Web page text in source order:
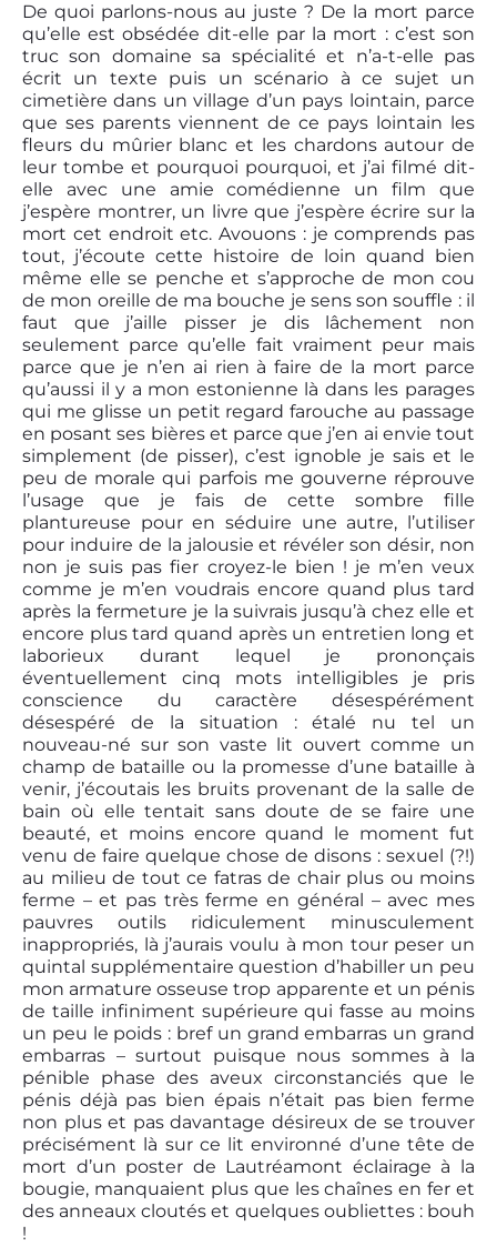
De quoi parlons-nous au juste ? De la mort parce
qu’elle est obsédée dit-elle par la mort : c’est son
truc son domaine sa spécialité et n’a-t-elle pas
écrit un texte puis un scénario à ce sujet un
cimetière dans un village d’un pays lointain, parce
que ses parents viennent de ce pays lointain les
fleurs du mûrier blanc et les chardons autour de
leur tombe et pourquoi pourquoi, et j’ai filmé dit-
elle avec une amie comédienne un film que
j’espère montrer, un livre que j’espère écrire sur la
mort cet endroit etc. Avouons : je comprends pas
tout, j’écoute cette histoire de loin quand bien
même elle se penche et s’approche de mon cou
de mon oreille de ma bouche je sens son souffle : il
faut que j’aille pisser je dis lâchement non
seulement parce qu’elle fait vraiment peur mais
parce que je n’en ai rien à faire de la mort parce
qu’aussi il y a mon estonienne là dans les parages
qui me glisse un petit regard farouche au passage
en posant ses bières et parce que j’en ai envie tout
simplement (de pisser), c’est ignoble je sais et le
peu de morale qui parfois me gouverne réprouve
l’usage que je fais de cette sombre fille
plantureuse pour en séduire une autre, l’utiliser
pour induire de la jalousie et révéler son désir, non
non je suis pas fier croyez-le bien ! je m’en veux
comme je m’en voudrais encore quand plus tard
après la fermeture je la suivrais jusqu’à chez elle et
encore plus tard quand après un entretien long et
laborieux durant lequel je prononçais
éventuellement cinq mots intelligibles je pris
conscience du caractère désespérément
désespéré de la situation : étalé nu tel un
nouveau-né sur son vaste lit ouvert comme un
champ de bataille ou la promesse d’une bataille à
venir, j’écoutais les bruits provenant de la salle de
bain où elle tentait sans doute de se faire une
beauté, et moins encore quand le moment fut
venu de faire quelque chose de disons : sexuel (?!)
au milieu de tout ce fatras de chair plus ou moins
ferme – et pas très ferme en général – avec mes
pauvres outils ridiculement minusculement
inappropriés, là j’aurais voulu à mon tour peser un
quintal supplémentaire question d’habiller un peu
mon armature osseuse trop apparente et un pénis
de taille infiniment supérieure qui fasse au moins
un peu le poids : bref un grand embarras un grand
embarras – surtout puisque nous sommes à la
pénible phase des aveux circonstanciés que le
pénis déjà pas bien épais n’était pas bien ferme
non plus et pas davantage désireux de se trouver
précisément là sur ce lit environné d’une tête de
mort d’un poster de Lautréamont éclairage à la
bougie, manquaient plus que les chaînes en fer et
des anneaux cloutés et quelques oubliettes : bouh
!